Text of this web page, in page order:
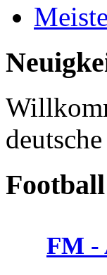
FM -